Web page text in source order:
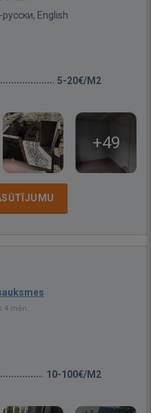
English
5-20€/M2
+49
4 mēn.
10-100€/M2